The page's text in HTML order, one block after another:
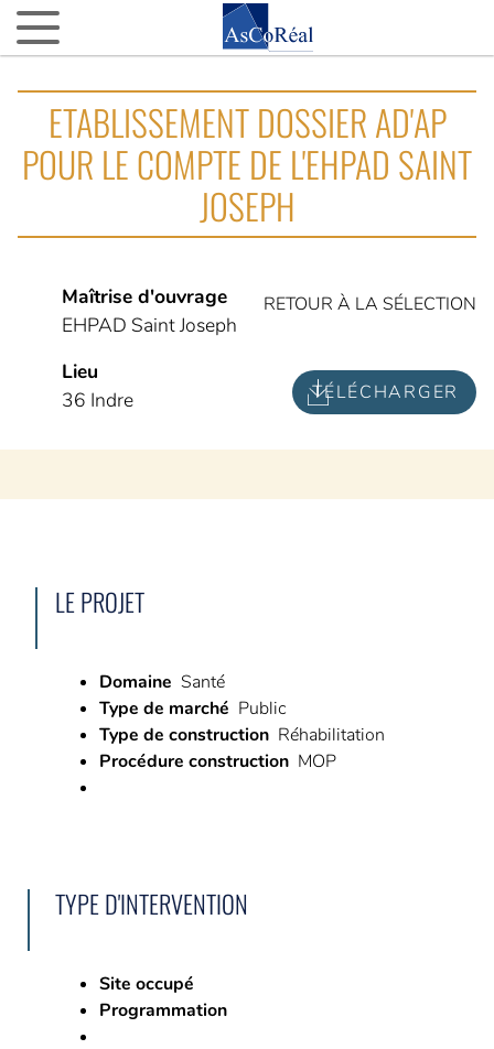
ASCOREAL
Asco…quoi ?
Nos agences d’AMO partout en France
Nos VIP (Very Important Partenaires)
Nos 15 ans
NOTRE ACTUALITÉ
L’actu d’AsCoRéal
6 phases pour vous accompagner
NOS RÉFÉRENCES
CARRIÈRE
5 bonnes raisons de nous rejoindre
Nos offres du moment
Demande de devis
ETABLISSEMENT DOSSIER AD'AP
POUR LE COMPTE DE L'EHPAD SAINT
JOSEPH
Maîtrise d'ouvrage
EHPAD Saint Joseph
Lieu
36 Indre
RETOUR À LA SÉLECTION
TÉLÉCHARGER
LE PROJET
Domaine Santé
Type de marché Public
Type de construction Réhabilitation
Procédure construction MOP
TYPE D'INTERVENTION
Site occupé
Programmation